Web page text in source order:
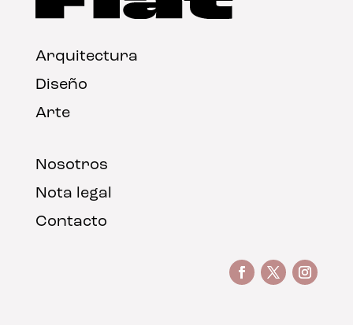
Arquitectura
Diseño
Arte
Nosotros
Nota legal
Contacto